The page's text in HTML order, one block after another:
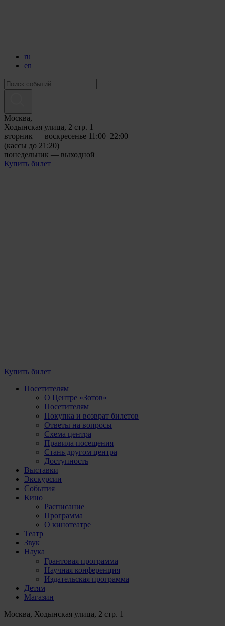
ru
en
Москва,
Ходынская улица, 2 стр. 1
вторник — воскресенье 11:00–22:00
(кассы до 21:20)
понедельник — выходной
Купить билет
Купить билет
Посетителям
О Центре «Зотов»
Посетителям
Покупка и возврат билетов
Ответы на вопросы
Схема центра
Правила посещения
Стань другом центра
Доступность
Выставки
Экскурсии
События
Кино
Расписание
Программа
О кинотеатре
Театр
Звук
Наука
Грантовая программа
Научная конференция
Издательская программа
Детям
Магазин
Москва, Ходынская улица, 2 стр. 1